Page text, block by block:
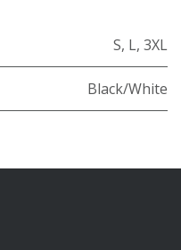
S, L, 3XL
Black/White